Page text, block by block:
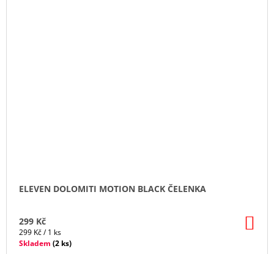
ELEVEN DOLOMITI MOTION BLACK ČELENKA
299 Kč
Měrná
cena:
299 Kč / 1 ks
Skladem (2 ks)